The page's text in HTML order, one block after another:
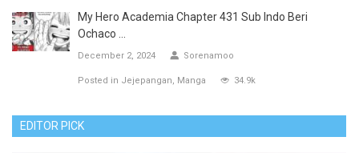
My Hero Academia Chapter 431 Sub Indo Beri
Ochaco ...
December 2, 2024 Sorenamoo
Posted in Jejepangan Manga 34.9k
EDITOR PICK